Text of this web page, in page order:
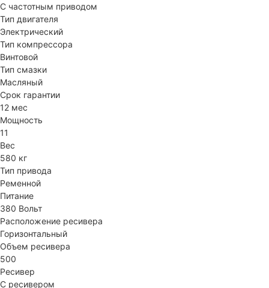
С частотным приводом
Тип двигателя
Электрический
Тип компрессора
Винтовой
Тип смазки
Масляный
Срок гарантии
12 мес
Мощность
11
Вес
580 кг
Тип привода
Ременной
Питание
380 Вольт
Расположение ресивера
Горизонтальный
Объем ресивера
500
Ресивер
С ресивером